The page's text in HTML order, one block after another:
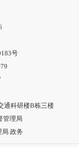
号
通科研楼B栋三楼
管理局
.政务